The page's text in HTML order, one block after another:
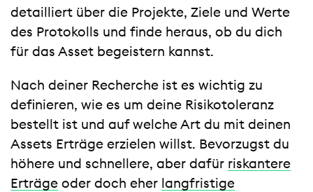
detailliert über die Projekte, Ziele und Werte
des Protokolls und finde heraus, ob du dich
für das Asset begeistern kannst.
Nach deiner Recherche ist es wichtig zu
definieren, wie es um deine Risikotoleranz
bestellt ist und auf welche Art du mit deinen
Assets Erträge erzielen willst. Bevorzugst du
höhere und schnellere, aber dafür riskantere
Erträge oder doch eher langfristige